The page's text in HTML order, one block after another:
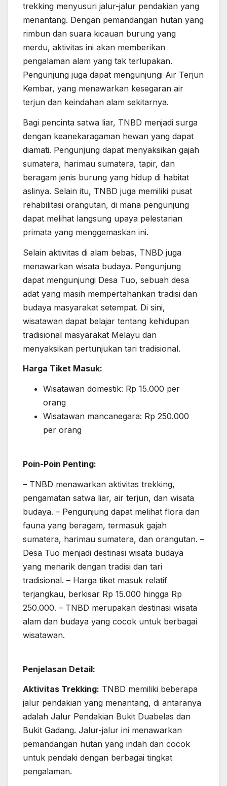
trekking menyusuri jalur-jalur pendakian yang
menantang. Dengan pemandangan hutan yang
rimbun dan suara kicauan burung yang
merdu, aktivitas ini akan memberikan
pengalaman alam yang tak terlupakan.
Pengunjung juga dapat mengunjungi Air Terjun
Kembar, yang menawarkan kesegaran air
terjun dan keindahan alam sekitarnya.
Bagi pencinta satwa liar, TNBD menjadi surga
dengan keanekaragaman hewan yang dapat
diamati. Pengunjung dapat menyaksikan gajah
sumatera, harimau sumatera, tapir, dan
beragam jenis burung yang hidup di habitat
aslinya. Selain itu, TNBD juga memiliki pusat
rehabilitasi orangutan, di mana pengunjung
dapat melihat langsung upaya pelestarian
primata yang menggemaskan ini.
Selain aktivitas di alam bebas, TNBD juga
menawarkan wisata budaya. Pengunjung
dapat mengunjungi Desa Tuo, sebuah desa
adat yang masih mempertahankan tradisi dan
budaya masyarakat setempat. Di sini,
wisatawan dapat belajar tentang kehidupan
tradisional masyarakat Melayu dan
menyaksikan pertunjukan tari tradisional.
Harga Tiket Masuk:
Wisatawan domestik: Rp 15.000 per
orang
Wisatawan mancanegara: Rp 250.000
per orang
Poin-Poin Penting:
– TNBD menawarkan aktivitas trekking,
pengamatan satwa liar, air terjun, dan wisata
budaya. – Pengunjung dapat melihat flora dan
fauna yang beragam, termasuk gajah
sumatera, harimau sumatera, dan orangutan. –
Desa Tuo menjadi destinasi wisata budaya
yang menarik dengan tradisi dan tari
tradisional. – Harga tiket masuk relatif
terjangkau, berkisar Rp 15.000 hingga Rp
250.000. – TNBD merupakan destinasi wisata
alam dan budaya yang cocok untuk berbagai
wisatawan.
Penjelasan Detail:
Aktivitas Trekking: TNBD memiliki beberapa
jalur pendakian yang menantang, di antaranya
adalah Jalur Pendakian Bukit Duabelas dan
Bukit Gadang. Jalur-jalur ini menawarkan
pemandangan hutan yang indah dan cocok
untuk pendaki dengan berbagai tingkat
pengalaman.